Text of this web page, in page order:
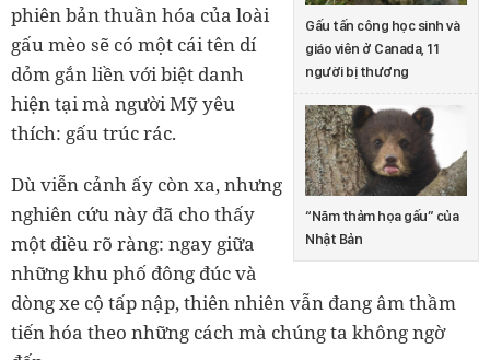
Gấu tấn công học sinh và
giáo viên ở Canada, 11
người bị thương
“Năm thảm họa gấu” của
Nhật Bản
phiên bản thuần hóa của loài
gấu mèo sẽ có một cái tên dí
dỏm gắn liền với biệt danh
hiện tại mà người Mỹ yêu
thích: gấu trúc rác.
Dù viễn cảnh ấy còn xa, nhưng
nghiên cứu này đã cho thấy
một điều rõ ràng: ngay giữa
những khu phố đông đúc và
dòng xe cộ tấp nập, thiên nhiên vẫn đang âm thầm
tiến hóa theo những cách mà chúng ta không ngờ